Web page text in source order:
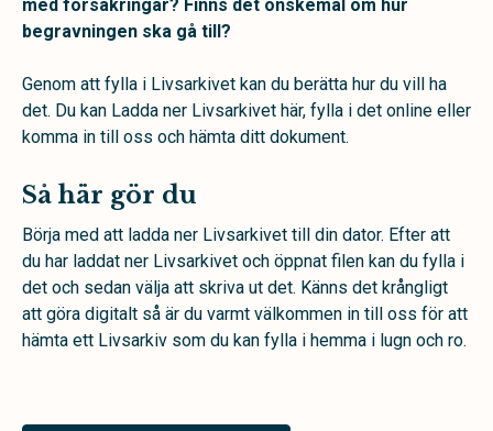
med försäkringar? Finns det önskemål om hur
begravningen ska gå till?
Genom att fylla i Livsarkivet kan du berätta hur du vill ha
det. Du kan Ladda ner Livsarkivet här, fylla i det online eller
komma in till oss och hämta ditt dokument.
Så här gör du
Börja med att ladda ner Livsarkivet till din dator. Efter att
du har laddat ner Livsarkivet och öppnat filen kan du fylla i
det och sedan välja att skriva ut det. Känns det krångligt
att göra digitalt så är du varmt välkommen in till oss för att
hämta ett Livsarkiv som du kan fylla i hemma i lugn och ro.